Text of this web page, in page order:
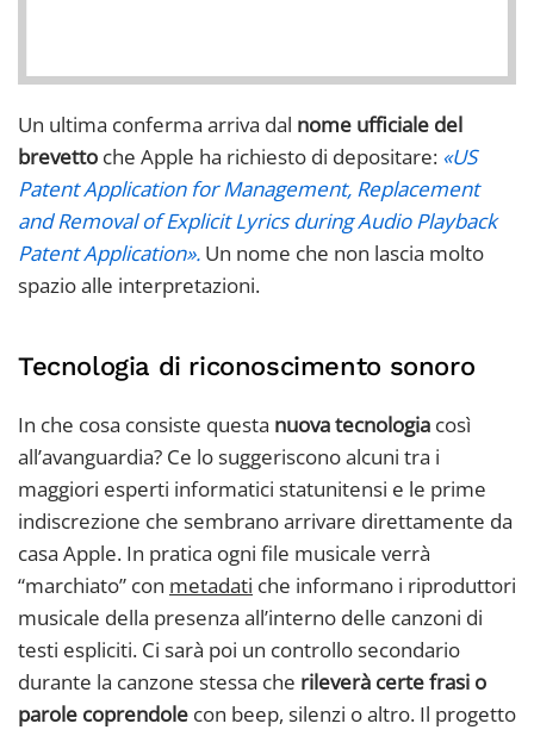
Un ultima conferma arriva dal nome ufficiale del
brevetto che Apple ha richiesto di depositare: «US
Patent Application for Management, Replacement
and Removal of Explicit Lyrics during Audio Playback
Patent Application». Un nome che non lascia molto
spazio alle interpretazioni.
Tecnologia di riconoscimento sonoro
In che cosa consiste questa nuova tecnologia così
all’avanguardia? Ce lo suggeriscono alcuni tra i
maggiori esperti informatici statunitensi e le prime
indiscrezione che sembrano arrivare direttamente da
casa Apple. In pratica ogni file musicale verrà
“marchiato” con metadati che informano i riproduttori
musicale della presenza all’interno delle canzoni di
testi espliciti. Ci sarà poi un controllo secondario
durante la canzone stessa che rileverà certe frasi o
parole coprendole con beep, silenzi o altro. Il progetto